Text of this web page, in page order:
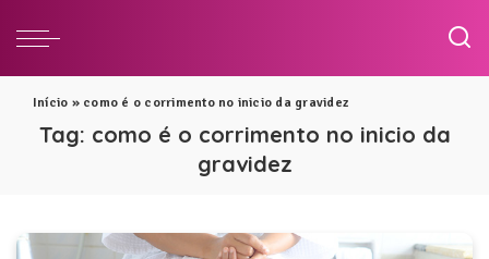
Início » como é o corrimento no inicio da gravidez
Tag: como é o corrimento no inicio da
gravidez